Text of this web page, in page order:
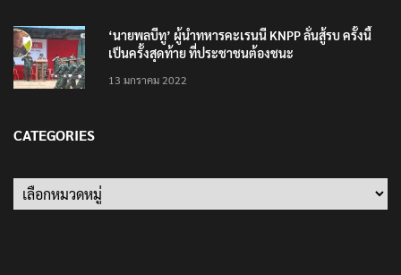
‘นายพลบีทู’ ผู้นำทหารคะเรนนี KNPP ลั่นสู้รบ ครั้งนี้
เป็นครั้งสุดท้าย ที่ประชาชนต้องชนะ
13 มกราคม 2022
CATEGORIES
Categories